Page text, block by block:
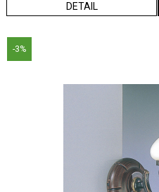
DETAIL
-3%